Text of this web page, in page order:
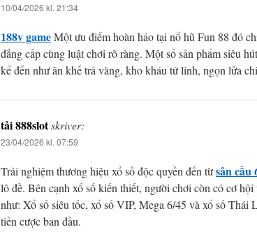
10/04/2026 kl. 21:34
188v gameMột ưu điểm hoàn hảo tại nổ hũ Fun 88 đó
đẳng cấp cùng luật chơi rõ ràng. Một số sản phẩm siêu
kể đến như ăn khế trả vàng, kho kháu tứ linh, ngọn lửa
tải 888slotskriver:
23/04/2026 kl. 07:59
Trải nghiệm thương hiệu xổ số độc quyền đến từsân cầu
lô đề. Bên cạnh xổ số kiến thiết, người chơi còn có cơ hội
như: Xổ số siêu tốc, xổ số VIP, Mega 6/45 và xổ số Thái
tiền cược ban đầu.